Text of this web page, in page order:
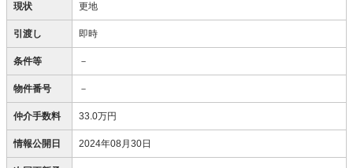
現状 更地
引渡し 即時
条件等 －
物件番号 －
仲介手数料 33.0万円
情報公開日 2024年08月30日